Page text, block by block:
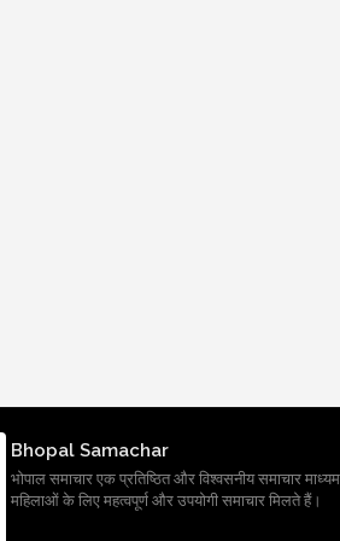
Bhopal Samachar
भोपाल समाचार एक प्रतिष्ठित और विश्वसनीय समाचार माध्यम
महिलाओं के लिए महत्वपूर्ण और उपयोगी समाचार मिलते हैं।